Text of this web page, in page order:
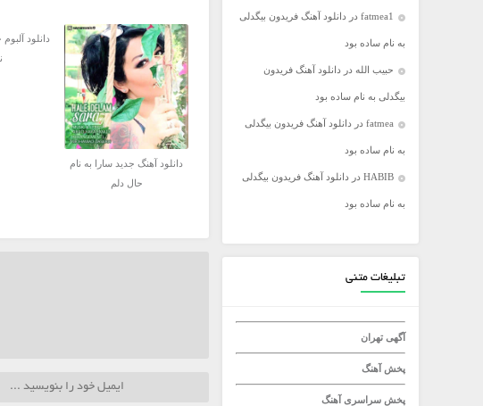
مرتضی اشرفی
مرتضی سرمدی
مهدی جهانی
مهدی یغمایی
میثم ابراهیمی
میلاد راستاد
fatmea1 در دانلود آهنگ فریدون بیگدلی
به نام ساده بود
حبیب الله در دانلود آهنگ فریدون
بیگدلی به نام ساده بود
fatmea در دانلود آهنگ فریدون بیگدلی
به نام ساده بود
HABIB در دانلود آهنگ فریدون بیگدلی
به نام ساده بود
تبلیغات متنی
آگهی تهران
پخش آهنگ
پخش سراسری آهنگ
دانلود آهنگ جدید سارا به نام
حال دلم
دانلود